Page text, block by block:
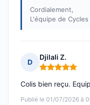
Cordialement,
L'équipe de
D
Djilali Z.
Note : 5 sur 5
Publié le 01/07/2026 à
Colis bien reçu.